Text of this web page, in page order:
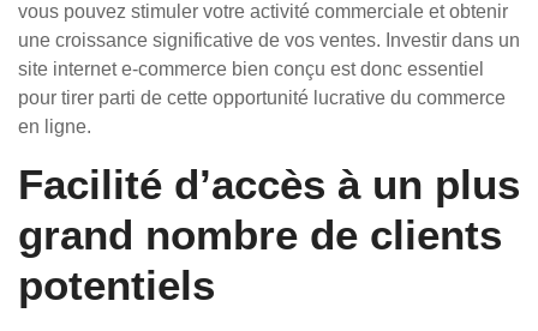
vous pouvez stimuler votre activité commerciale et obtenir
une croissance significative de vos ventes. Investir dans un
site internet e-commerce bien conçu est donc essentiel
pour tirer parti de cette opportunité lucrative du commerce
en ligne.
Facilité d’accès à un plus
grand nombre de clients
potentiels